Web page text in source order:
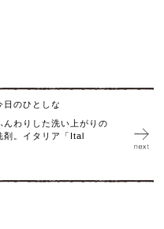
日のひとしな
んわりした洗い上がりの
剤。イタリア「Ital